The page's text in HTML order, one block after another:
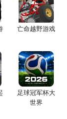
亡命越野游戏
足球冠军杯大
世界